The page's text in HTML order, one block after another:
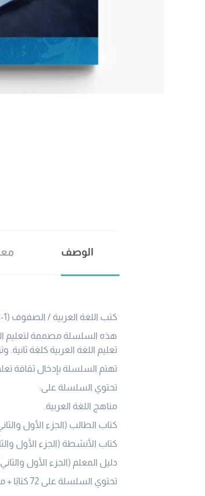
الوصف
كتب اللغة العربية / الصفوف (1-12):
هذه السلسلة مصممة لتعليم
تعليم اللغة العربية كلغة
تهتم السلسلة بإدخال ثقافة
تحتوي السلسلة على:
مناهج اللغة العربية.
كتاب الطالب (الجزء الأول
كتاب الأنشطة (الجزء الأول
دليل المعلم (الجزء الأول
تحتوي السلسلة على 72 كتابًا + ملفات صوتية تفاعلية